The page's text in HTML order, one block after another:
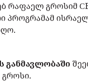
რაფაელ გროსიმ
პროგრამამ
განმავლობაში
გროსი.